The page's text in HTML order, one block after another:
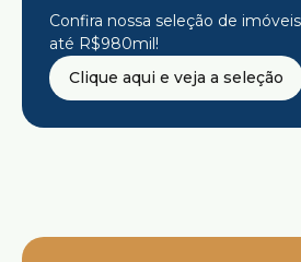
Clique aqui e veja a seleção
Confira nossa seleção de
até R$980mil!